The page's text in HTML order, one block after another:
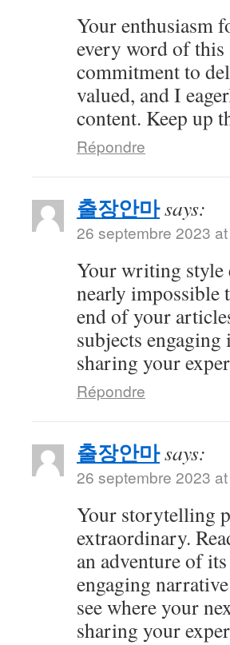
Your enthusiasm
every word of
commitment to
valued, and I
content. Keep up
Répondre
출장안마says:
26 septembre 2023
Your writing style
nearly impossible
end of your
subjects
sharing your
Répondre
출장안마says:
26 septembre 2023
Your storytelling
extraordinary.
an adventure of
engaging
see where your
sharing your